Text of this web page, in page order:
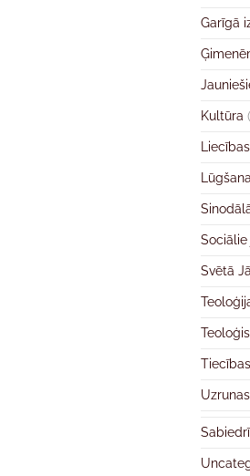
Garīgā
Kultūra
Liecības
Svētā
Tiecības